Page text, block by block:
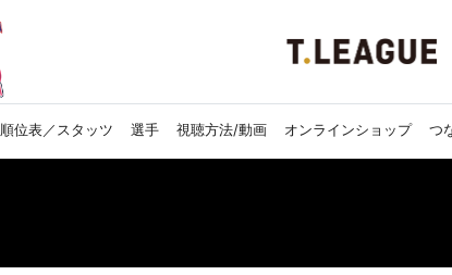
順位表／スタッツ 選手 視聴方法/動画 オンラインショップ つ